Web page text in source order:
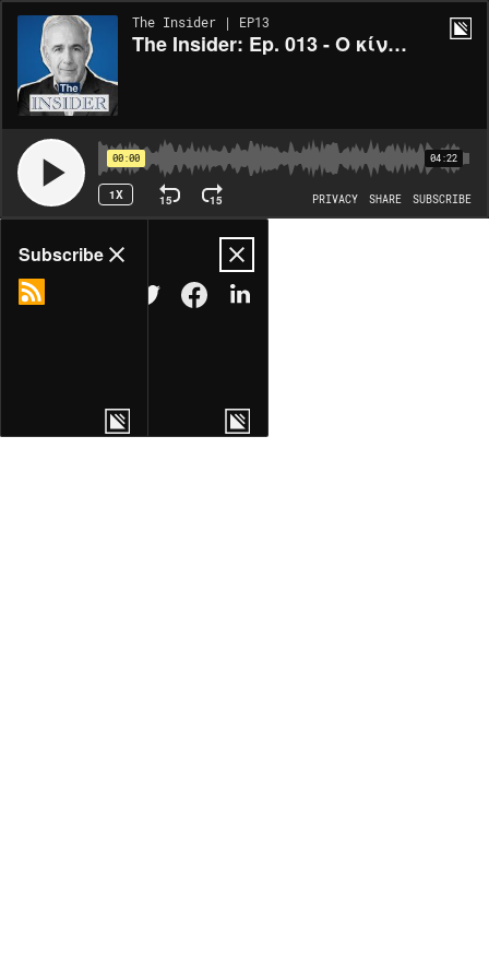
The Insider | EP13
The Insider: Ep. 013 - Ο κίνδυνος μιας δικαιοσύνης ζόμπι
00:00 04:22
1X 15 15 PRIVACY SHARE SUBSCRIBE
Share
MORE OPTIONS
Subscribe